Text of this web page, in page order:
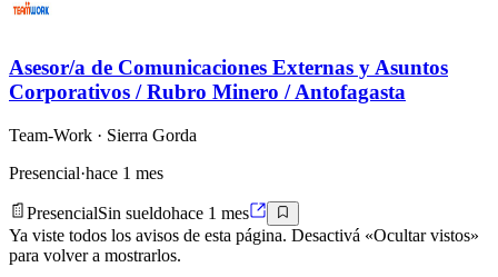
Asesor/a de Comunicaciones Externas y Asuntos
Corporativos / Rubro Minero / Antofagasta
Team-Work · Sierra Gorda
Presencial·hace 1 mes
PresencialSin sueldohace 1 mes
Ya viste todos los avisos de esta página. Desactivá «Ocultar vistos»
para volver a mostrarlos.